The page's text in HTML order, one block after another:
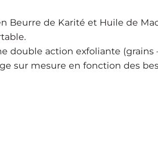
Beurre de Karité et Huile de
double action exfoliante (grains
sur mesure en fonction des